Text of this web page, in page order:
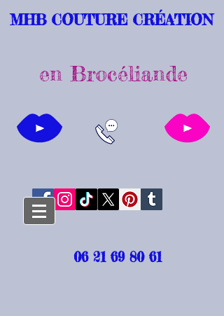
MHB COUTURE CRÉATION
en Brocéliande
06 21 69 80 61